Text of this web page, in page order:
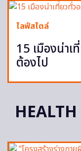
ไลฟ์สไตล์
15 เมืองน่าเ
ต้องไป
HEALTH